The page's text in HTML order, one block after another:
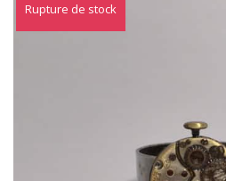
Rupture de stock